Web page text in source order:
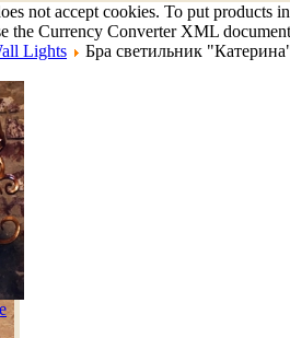
not accept cookies. To put products
the Currency Converter XML
Lights Бра светильник